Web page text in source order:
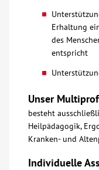
AWO BB Süd
Erhaltung
des
entspricht
Unser
besteht
Heilpädagogik,
Kranken- und
Individuelle